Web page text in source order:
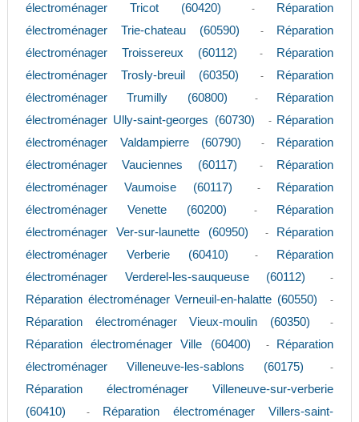
électroménager Tricot (60420)
-
Réparation
électroménager Trie-chateau (60590)
-
Réparation
électroménager Troissereux (60112)
-
Réparation
électroménager Trosly-breuil (60350)
-
Réparation
électroménager Trumilly (60800)
-
Réparation
électroménager Ully-saint-georges (60730)
- Réparation
électroménager Valdampierre (60790)
-
Réparation
électroménager Vauciennes (60117)
-
Réparation
électroménager Vaumoise (60117)
-
Réparation
électroménager Venette (60200)
-
Réparation
électroménager Ver-sur-launette (60950)
-
Réparation
électroménager Verberie (60410)
-
Réparation
électroménager Verderel-les-sauqueuse (60112)
-
Réparation électroménager Verneuil-en-halatte (60550) -
Réparation électroménager Vieux-moulin (60350) -
Réparation électroménager Ville (60400) -
Réparation
électroménager Villeneuve-les-sablons (60175)
-
Réparation électroménager Villeneuve-sur-verberie
(60410)
-
Réparation électroménager Villers-saint-